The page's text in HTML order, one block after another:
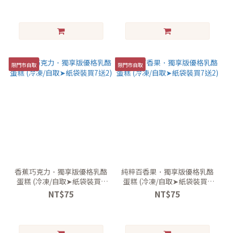
限門市自取
香蕉巧克力．獨享版優格乳酪
蛋糕 (冷凍/自取➤紙袋裝買7
送2)
NT$75
限門市自取
純粹百香果．獨享版優格乳酪
蛋糕 (冷凍/自取➤紙袋裝買7
送2)
NT$75